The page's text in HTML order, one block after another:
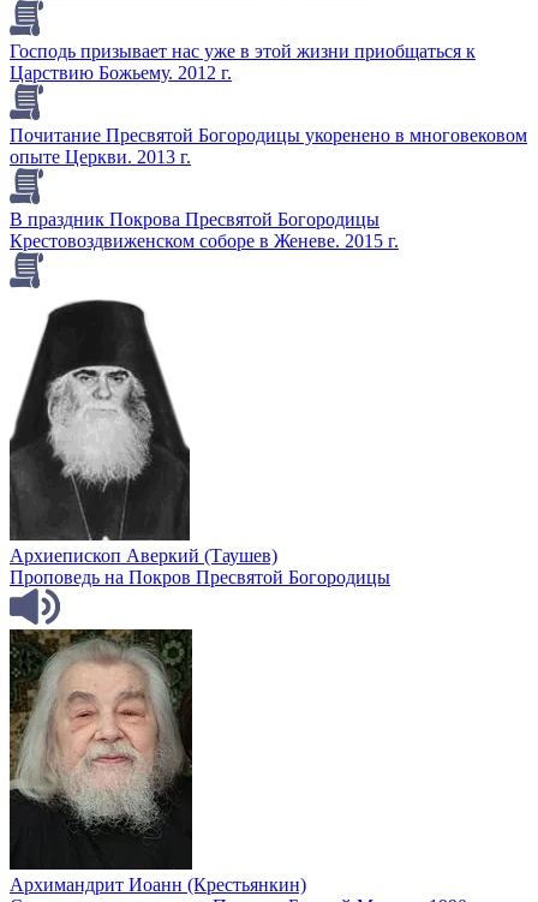
Господь призывает нас уже в этой жизни приобщаться к
Царствию Божьему. 2012 г.
Почитание Пресвятой Богородицы укоренено в многовековом
опыте Церкви. 2013 г.
В праздник Покрова Пресвятой Богородицы
Крестовоздвиженском соборе в Женеве. 2015 г.
Архиепископ Аверкий (Таушев)
Проповедь на Покров Пресвятой Богородицы
Архимандрит Иоанн (Крестьянкин)